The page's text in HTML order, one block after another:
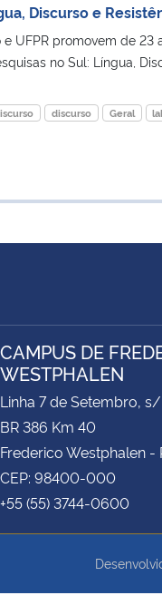
Discurso e
e UFPR promovem de
no Sul: Língua,
discurso Geral
CAMPUS DE
WESTPHALEN
Linha 7 de Setembro,
BR 386 Km 40
Frederico Westphalen -
CEP: 98400-000
+55 (55) 3744-0600